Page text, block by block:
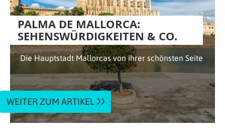
PALMA DE MALLORCA:
SEHENSWÜRDIGKEITEN & CO.
Die Hauptstadt Mallorcas von ihrer schönsten Seite
WEITER ZUM ARTIKEL